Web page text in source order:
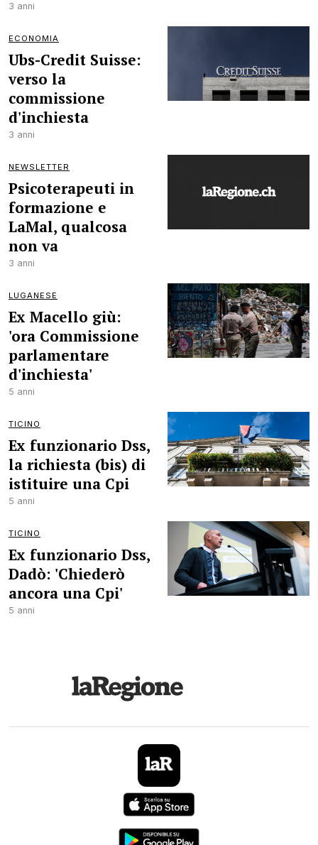
3 anni
ECONOMIA
Ubs-Credit Suisse:
verso la
commissione
d'inchiesta
3 anni
NEWSLETTER
Psicoterapeuti in
formazione e
LaMal, qualcosa
non va
3 anni
LUGANESE
Ex Macello giù:
'ora Commissione
parlamentare
d'inchiesta'
5 anni
TICINO
Ex funzionario Dss,
la richiesta (bis) di
istituire una Cpi
5 anni
TICINO
Ex funzionario Dss,
Dadò: 'Chiederò
ancora una Cpi'
5 anni